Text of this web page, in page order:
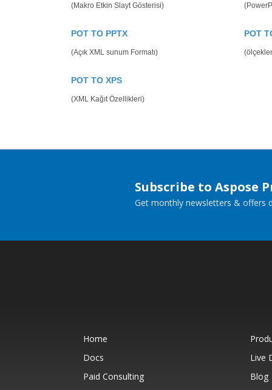
(Makro Etkin Slayt Gösterisi)
POT TO PPTX
(Açık XML sunum Formatı)
POT
POT TO XPS
(XML Kağıt Özellikleri)
Subscribe to Aspose
Get monthly newsletters & offers
Home
Docs
Live
Paid Consulting
Blog